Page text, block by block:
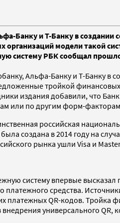
Банку и Т-Банку в
модели такой
систему РБК сообщал
Альфа-Банку и Т-Банку в
тройкой
издания добавили, что
или по другим форм-
российская
создана в 2014 году на
рынка ушли Visa и
систему впервые высказал
платежного средства.
платежных QR-кодов. Тройка
универсального